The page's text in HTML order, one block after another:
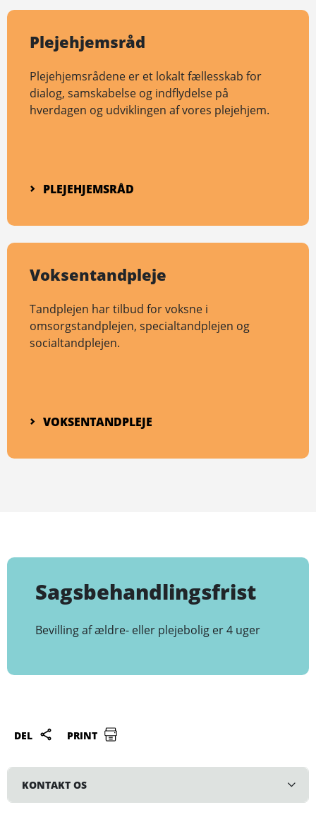
Plejehjemsråd
Plejehjemsrådene er et lokalt fællesskab for
dialog, samskabelse og indflydelse på
hverdagen og udviklingen af vores plejehjem.
PLEJEHJEMSRÅD
Voksentandpleje
Tandplejen har tilbud for voksne i
omsorgstandplejen, specialtandplejen og
socialtandplejen.
VOKSENTANDPLEJE
Sagsbehandlingsfrist
Bevilling af ældre- eller plejebolig er 4 uger
DEL PRINT
KONTAKT OS